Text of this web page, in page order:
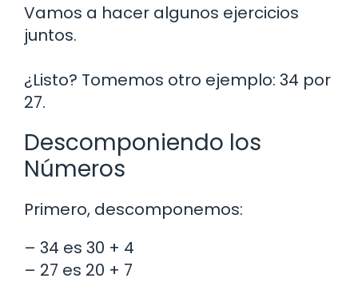
Vamos a hacer algunos ejercicios
juntos.
¿Listo? Tomemos otro ejemplo: 34 por
27.
Descomponiendo los
Números
Primero, descomponemos:
– 34 es 30 + 4
– 27 es 20 + 7